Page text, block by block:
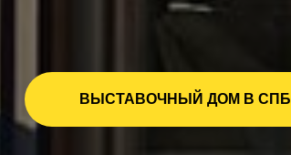
ВЫСТАВОЧНЫЙ ДОМ В СПБ